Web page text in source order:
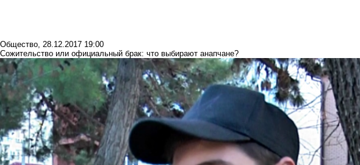
Общество, 28.12.2017 19:00
Сожительство или официальный брак: что выбирают анапчане?